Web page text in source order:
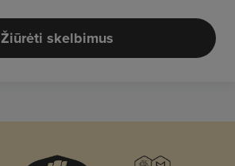
Žiūrėti skelbimus